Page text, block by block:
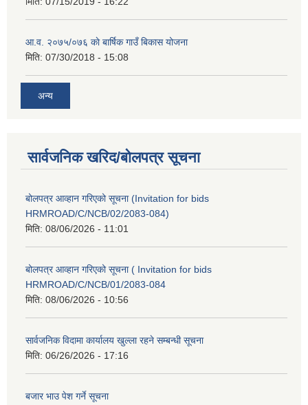
आ.व. २०७५/०७६ काे बार्षिक गाउँ बिकास योजना
मिति: 07/30/2018 - 15:08
अन्य
सार्वजनिक खरिद/बोलपत्र सूचना
बोलपत्र आव्हान गरिएको सूचना (Invitation for bids
HRMROAD/C/NCB/02/2083-084)
मिति: 08/06/2026 - 11:01
बोलपत्र आव्हान गरिएको सूचना ( Invitation for bids
HRMROAD/C/NCB/01/2083-084
मिति: 08/06/2026 - 10:56
सार्वजनिक विदामा कार्यालय खुल्ला रहने सम्बन्धी सूचना
मिति: 06/26/2026 - 17:16
बजार भाउ पेश गर्ने सूचना